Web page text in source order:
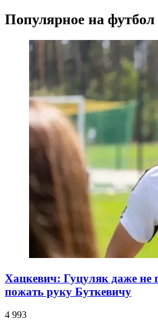
Популярное на футбол
Хацкевич: Гуцуляк даже не
пожать руку Буткевичу
4 993